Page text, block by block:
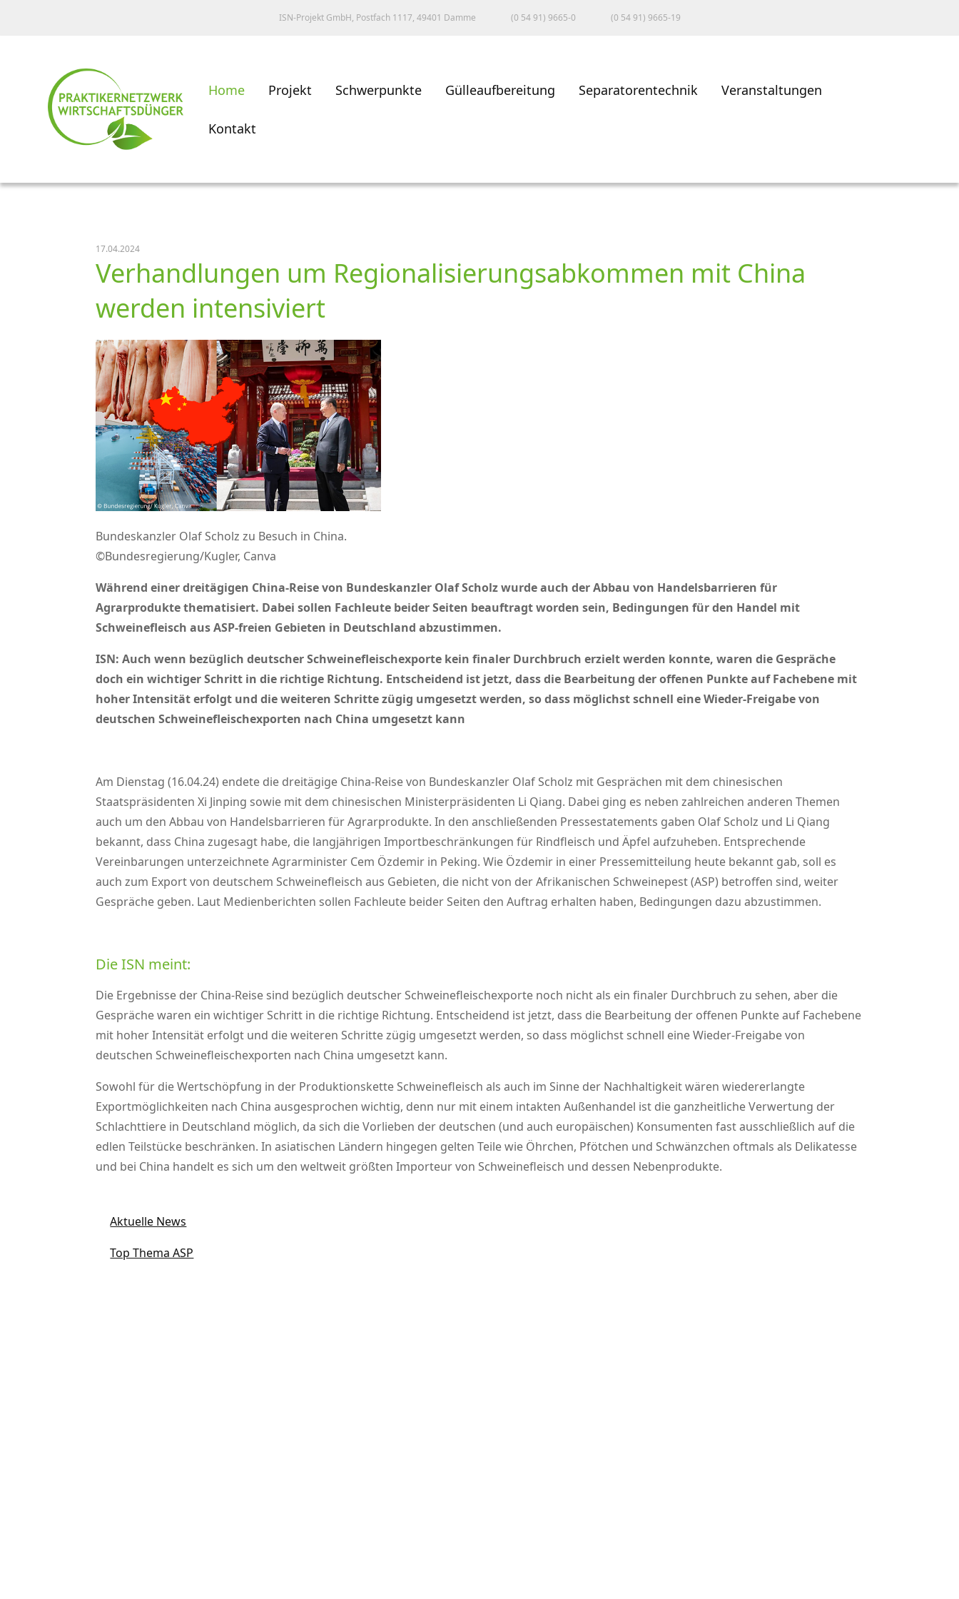
ISN-Projekt GmbH, Postfach 1117, 49401 Damme (0 54 91) 9665-0 (0 54 91) 9665-19
Home Projekt Schwerpunkte Gülleaufbereitung Separatorentechnik Veranstaltungen
Kontakt
17.04.2024
Verhandlungen um Regionalisierungsabkommen mit China
werden intensiviert
Bundeskanzler Olaf Scholz zu Besuch in China.
©Bundesregierung/Kugler, Canva
Während einer dreitägigen China-Reise von Bundeskanzler Olaf Scholz wurde auch der Abbau von Handelsbarrieren für
Agrarprodukte thematisiert. Dabei sollen Fachleute beider Seiten beauftragt worden sein, Bedingungen für den Handel mit
Schweinefleisch aus ASP-freien Gebieten in Deutschland abzustimmen.
ISN: Auch wenn bezüglich deutscher Schweinefleischexporte kein finaler Durchbruch erzielt werden konnte, waren die Gespräche
doch ein wichtiger Schritt in die richtige Richtung. Entscheidend ist jetzt, dass die Bearbeitung der offenen Punkte auf Fachebene mit
hoher Intensität erfolgt und die weiteren Schritte zügig umgesetzt werden, so dass möglichst schnell eine Wieder-Freigabe von
deutschen Schweinefleischexporten nach China umgesetzt kann
Am Dienstag (16.04.24) endete die dreitägige China-Reise von Bundeskanzler Olaf Scholz mit Gesprächen mit dem chinesischen
Staatspräsidenten Xi Jinping sowie mit dem chinesischen Ministerpräsidenten Li Qiang. Dabei ging es neben zahlreichen anderen Themen
auch um den Abbau von Handelsbarrieren für Agrarprodukte. In den anschließenden Pressestatements gaben Olaf Scholz und Li Qiang
bekannt, dass China zugesagt habe, die langjährigen Importbeschränkungen für Rindfleisch und Äpfel aufzuheben. Entsprechende
Vereinbarungen unterzeichnete Agrarminister Cem Özdemir in Peking. Wie Özdemir in einer Pressemitteilung heute bekannt gab, soll es
auch zum Export von deutschem Schweinefleisch aus Gebieten, die nicht von der Afrikanischen Schweinepest (ASP) betroffen sind, weiter
Gespräche geben. Laut Medienberichten sollen Fachleute beider Seiten den Auftrag erhalten haben, Bedingungen dazu abzustimmen.
Die ISN meint:
Die Ergebnisse der China-Reise sind bezüglich deutscher Schweinefleischexporte noch nicht als ein finaler Durchbruch zu sehen, aber die
Gespräche waren ein wichtiger Schritt in die richtige Richtung. Entscheidend ist jetzt, dass die Bearbeitung der offenen Punkte auf Fachebene
mit hoher Intensität erfolgt und die weiteren Schritte zügig umgesetzt werden, so dass möglichst schnell eine Wieder-Freigabe von
deutschen Schweinefleischexporten nach China umgesetzt kann.
Sowohl für die Wertschöpfung in der Produktionskette Schweinefleisch als auch im Sinne der Nachhaltigkeit wären wiedererlangte
Exportmöglichkeiten nach China ausgesprochen wichtig, denn nur mit einem intakten Außenhandel ist die ganzheitliche Verwertung der
Schlachttiere in Deutschland möglich, da sich die Vorlieben der deutschen (und auch europäischen) Konsumenten fast ausschließlich auf die
edlen Teilstücke beschränken. In asiatischen Ländern hingegen gelten Teile wie Öhrchen, Pfötchen und Schwänzchen oftmals als Delikatesse
und bei China handelt es sich um den weltweit größten Importeur von Schweinefleisch und dessen Nebenprodukte.
Aktuelle News
Top Thema ASP